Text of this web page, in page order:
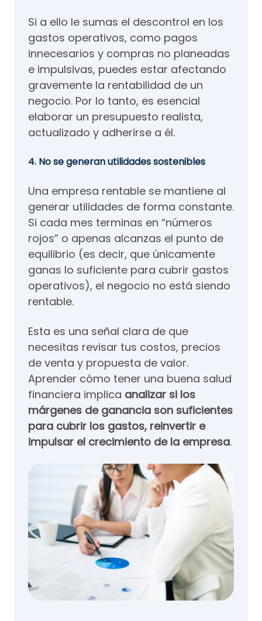
Si a ello le sumas el descontrol en los
gastos operativos, como pagos
innecesarios y compras no planeadas
e impulsivas, puedes estar afectando
gravemente la rentabilidad de un
negocio. Por lo tanto, es esencial
elaborar un presupuesto realista,
actualizado y adherirse a él.
4. No se generan utilidades sostenibles
Una empresa rentable se mantiene al
generar utilidades de forma constante.
Si cada mes terminas en “números
rojos” o apenas alcanzas el punto de
equilibrio (es decir, que únicamente
ganas lo suficiente para cubrir gastos
operativos), el negocio no está siendo
rentable.
Esta es una señal clara de que
necesitas revisar tus costos, precios
de venta y propuesta de valor.
Aprender cómo tener una buena salud
financiera implica analizar si los
márgenes de ganancia son suficientes
para cubrir los gastos, reinvertir e
impulsar el crecimiento de la empresa.